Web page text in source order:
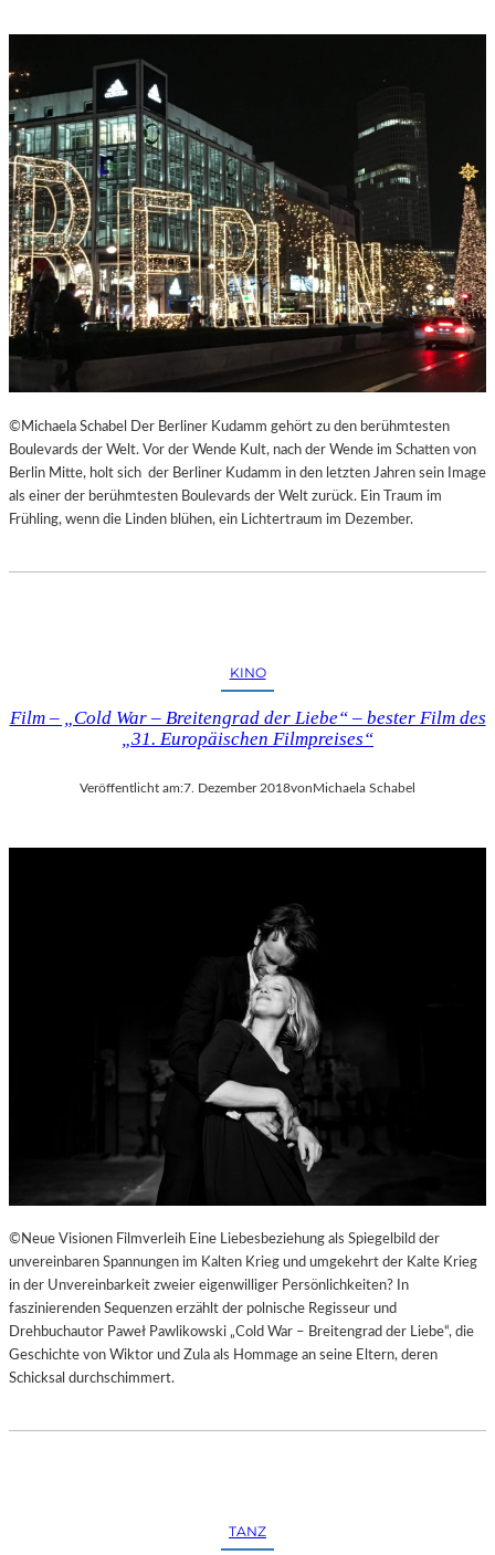
©Michaela Schabel Der Berliner Kudamm gehört zu den berühmtesten
Boulevards der Welt. Vor der Wende Kult, nach der Wende im Schatten von
Berlin Mitte, holt sich der Berliner Kudamm in den letzten Jahren sein Image
als einer der berühmtesten Boulevards der Welt zurück. Ein Traum im
Frühling, wenn die Linden blühen, ein Lichtertraum im Dezember.
KINO
Film – „Cold War – Breitengrad der Liebe“ – bester Film des
„31. Europäischen Filmpreises“
Veröffentlicht am:7. Dezember 2018vonMichaela Schabel
©Neue Visionen Filmverleih Eine Liebesbeziehung als Spiegelbild der
unvereinbaren Spannungen im Kalten Krieg und umgekehrt der Kalte Krieg
in der Unvereinbarkeit zweier eigenwilliger Persönlichkeiten? In
faszinierenden Sequenzen erzählt der polnische Regisseur und
Drehbuchautor Paweł Pawlikowski „Cold War – Breitengrad der Liebe“, die
Geschichte von Wiktor und Zula als Hommage an seine Eltern, deren
Schicksal durchschimmert.
TANZ